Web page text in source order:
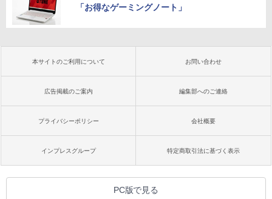
「お得なゲーミングノート」
本サイトのご利用について お問い合わせ
広告掲載のご案内 編集部へのご連絡
プライバシーポリシー 会社概要
インプレスグループ 特定商取引法に基づく表示
PC版で見る